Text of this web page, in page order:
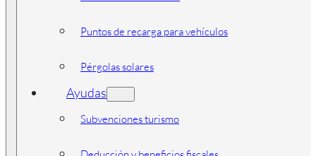
Puntos de recarga para vehículos
Pérgolas solares
Ayudas
Subvenciones turismo